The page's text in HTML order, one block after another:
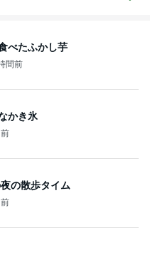
べたふかし芋
間前
かき氷
の散歩タイム